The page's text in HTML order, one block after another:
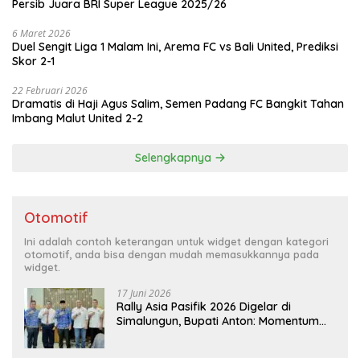
Persib Juara BRI Super League 2025/26
6 Maret 2026
Duel Sengit Liga 1 Malam Ini, Arema FC vs Bali United, Prediksi
Skor 2-1
22 Februari 2026
Dramatis di Haji Agus Salim, Semen Padang FC Bangkit Tahan
Imbang Malut United 2-2
Selengkapnya
Otomotif
Ini adalah contoh keterangan untuk widget dengan kategori
otomotif, anda bisa dengan mudah memasukkannya pada
widget.
17 Juni 2026
Rally Asia Pasifik 2026 Digelar di
Simalungun, Bupati Anton: Momentum